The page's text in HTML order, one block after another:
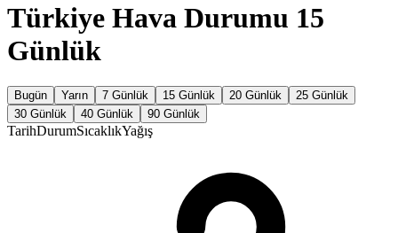
Türkiye Hava Durumu 15
Günlük
Bugün Yarın 7 Günlük 15 Günlük 20 Günlük
25 Günlük
30 Günlük
40 Günlük 90 Günlük
TarihDurumSıcaklıkYağış